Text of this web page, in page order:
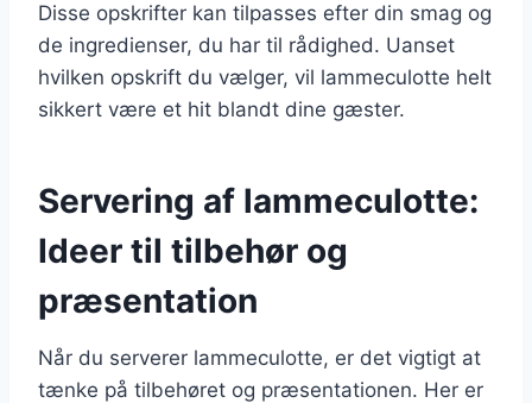
Disse opskrifter kan tilpasses efter din smag og
de ingredienser, du har til rådighed. Uanset
hvilken opskrift du vælger, vil lammeculotte helt
sikkert være et hit blandt dine gæster.
Servering af lammeculotte:
Ideer til tilbehør og
præsentation
Når du serverer lammeculotte, er det vigtigt at
tænke på tilbehøret og præsentationen. Her er